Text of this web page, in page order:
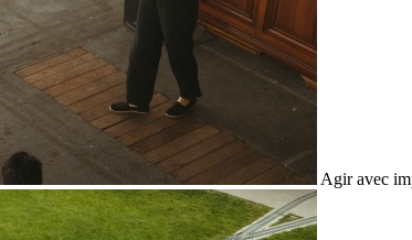
Agir avec